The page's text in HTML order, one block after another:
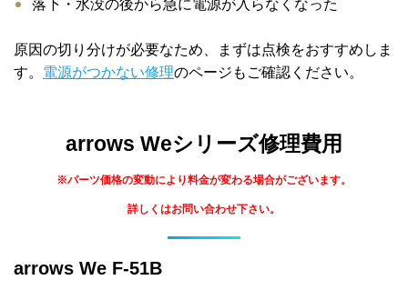
落下・水没の後から急に電源が入らなくなった
原因の切り分けが必要なため、まずは点検をおすすめしま
す。 電源がつかない修理のページもご確認ください。
arrows Weシリーズ修理費用
※パーツ価格の変動により料金が変わる場合がございます。
詳しくはお問い合わせ下さい。
arrows We F-51B